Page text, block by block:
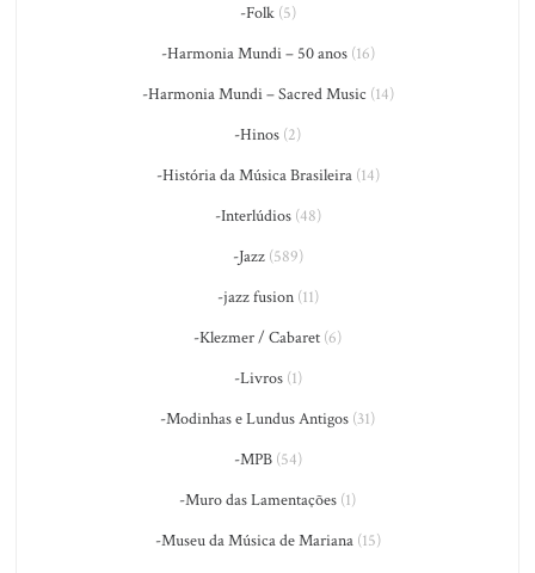
-Folk(5)
-Harmonia Mundi – 50 anos(16)
-Harmonia Mundi – Sacred Music (14)
-Hinos (2)
-História da Música Brasileira(14)
-Interlúdios(48)
-Jazz(589)
-jazz fusion(11)
-Klezmer / Cabaret (6)
-Livros(1)
-Modinhas e Lundus Antigos (31)
-MPB(54)
-Muro das Lamentações (1)
-Museu da Música de Mariana(15)